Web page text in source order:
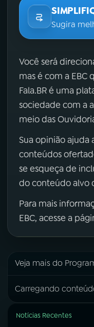
Sugira
Você será
mas é com a EBC
Fala.BR é uma
sociedade com a
meio das
Sua opinião ajuda
conteúdos
se esqueça de
do conteúdo alvo
Para mais
EBC, acesse a
Veja mais do
Carregando
Notícias Recentes